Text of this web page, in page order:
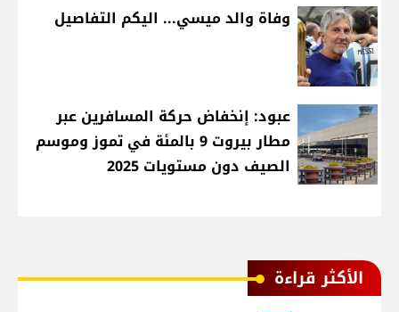
وفاة والد ميسي... اليكم التفاصيل
عبود: إنخفاض حركة المسافرين عبر
مطار بيروت 9 بالمئة في تموز وموسم
الصيف دون مستويات 2025
الأكثر قراءة